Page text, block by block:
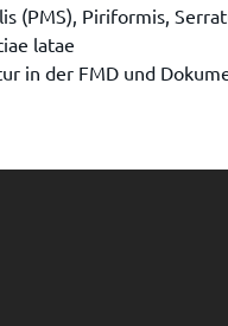
(PMS), Piriformis,
latae
in der FMD und